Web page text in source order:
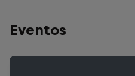
Eventos